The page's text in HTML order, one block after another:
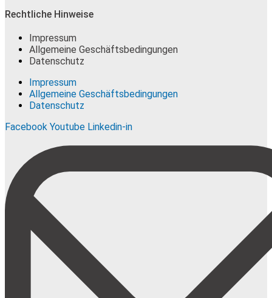
Rechtliche Hinweise
Impressum
Allgemeine Geschäftsbedingungen
Datenschutz
Impressum
Allgemeine Geschäftsbedingungen
Datenschutz
Facebook Youtube Linkedin-in